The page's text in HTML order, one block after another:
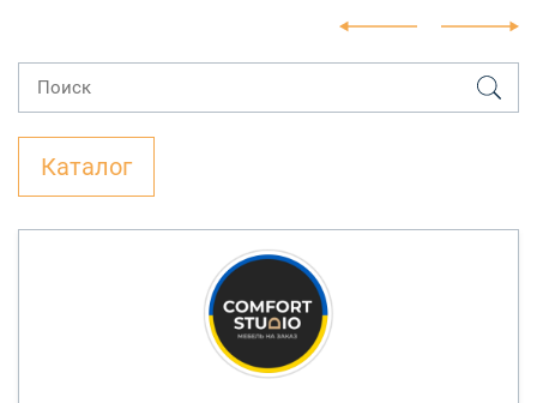
Каталог